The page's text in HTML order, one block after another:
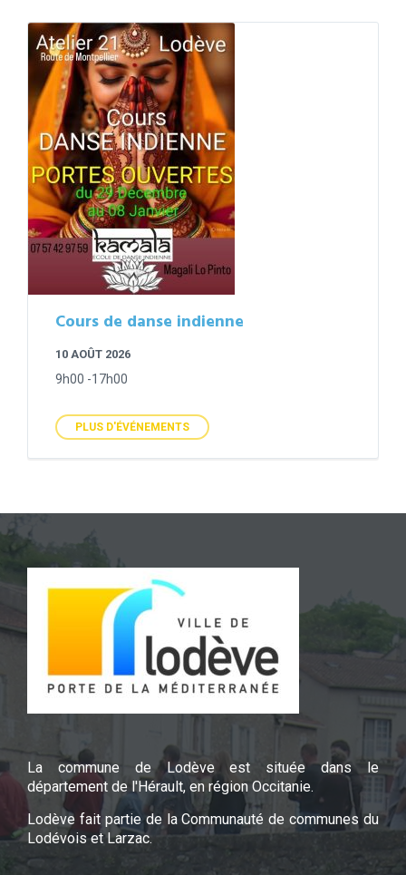
Cours de danse indienne
10 AOÛT 2026
9h00 -17h00
PLUS D'ÉVÉNEMENTS
La commune de Lodève est située dans le
département de l'Hérault, en région Occitanie.
Lodève fait partie de la Communauté de communes du
Lodévois et Larzac.